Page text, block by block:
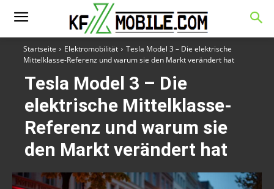
Startseite Elektromobilität
Tesla Model 3 – Die elektrische
Mittelklasse-Referenz und warum sie den Markt verändert hat
Tesla Model 3 – Die
elektrische Mittelklasse-
Referenz und warum sie
den Markt verändert hat